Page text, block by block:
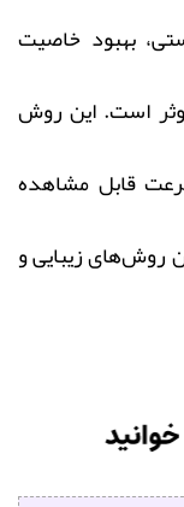
بهبود خاصیت
است. این روش
قابل مشاهده
روش‌های زیبایی و